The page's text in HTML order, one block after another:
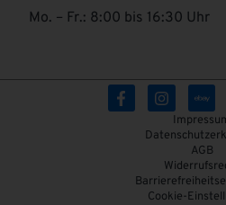
Mo. – Fr.: 8:00 bis 16:30 Uhr
AGB
Cookie-